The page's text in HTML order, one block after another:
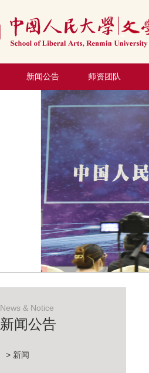
新闻公告 师资团队
News & Notice
新闻公告
> 新闻